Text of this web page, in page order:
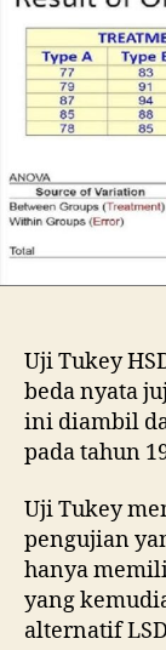
Uji Tukey
beda nyata
ini diambil
pada tahun
Uji Tukey
pengujian
hanya
yang
alternatif